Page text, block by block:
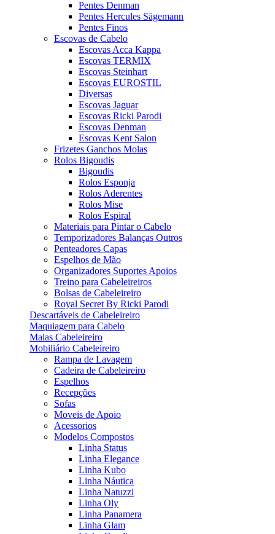
Pentes Denman
Pentes Hercules Sägemann
Pentes Finos
Escovas de Cabelo
Escovas Acca Kappa
Escovas TERMIX
Escovas Steinhart
Escovas EUROSTIL
Diversas
Escovas Jaguar
Escovas Ricki Parodi
Escovas Denman
Escovas Kent Salon
Frizetes Ganchos Molas
Rolos Bigoudis
Bigoudis
Rolos Esponja
Rolos Aderentes
Rolos Mise
Rolos Espiral
Materiais para Pintar o Cabelo
Temporizadores Balanças Outros
Penteadores Capas
Espelhos de Mão
Organizadores Suportes Apoios
Treino para Cabeleireiros
Bolsas de Cabeleireiro
Royal Secret By Ricki Parodi
Descartáveis de Cabeleireiro
Maquiagem para Cabelo
Malas Cabeleireiro
Mobiliário Cabeleireiro
Rampa de Lavagem
Cadeira de Cabeleireiro
Espelhos
Recepções
Sofas
Moveis de Apoio
Acessorios
Modelos Compostos
Linha Status
Linha Elegance
Linha Kubo
Linha Náutica
Linha Natuzzi
Linha Oly
Linha Panamera
Linha Glam